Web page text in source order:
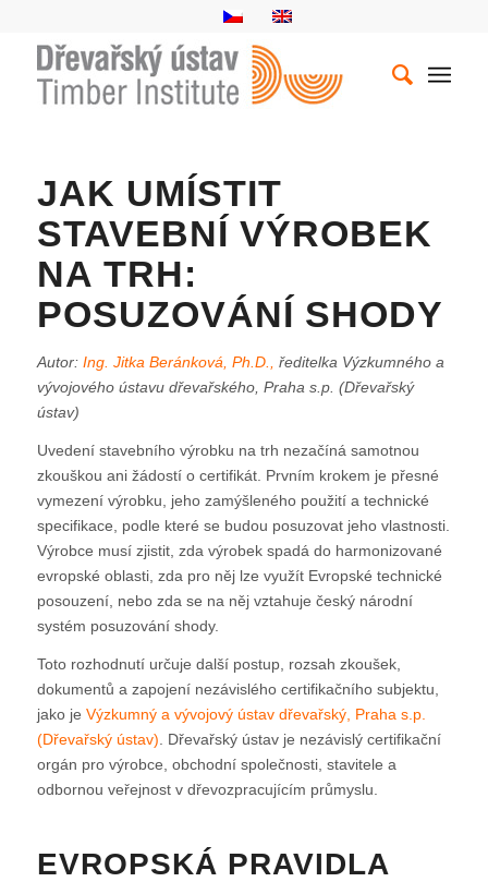
JAK UMÍSTIT
STAVEBNÍ VÝROBEK
NA TRH:
POSUZOVÁNÍ SHODY
Autor: Ing. Jitka Beránková, Ph.D.,
ředitelka Výzkumného a
vývojového ústavu dřevařského, Praha s.p. (Dřevařský
ústav)
Uvedení stavebního výrobku na trh nezačíná samotnou
zkouškou ani žádostí o certifikát. Prvním krokem je přesné
vymezení výrobku, jeho zamýšleného použití a technické
specifikace, podle které se budou posuzovat jeho vlastnosti.
Výrobce musí zjistit, zda výrobek spadá do harmonizované
evropské oblasti, zda pro něj lze využít Evropské technické
posouzení, nebo zda se na něj vztahuje český národní
systém posuzování shody.
Toto rozhodnutí určuje další postup, rozsah zkoušek,
dokumentů a zapojení nezávislého certifikačního subjektu,
jako je Výzkumný a vývojový ústav dřevařský, Praha s.p.
(Dřevařský ústav) . Dřevařský ústav je nezávislý certifikační
orgán pro výrobce, obchodní společnosti, stavitele a
odbornou veřejnost v dřevozpracujícím průmyslu.
EVROPSKÁ PRAVIDLA